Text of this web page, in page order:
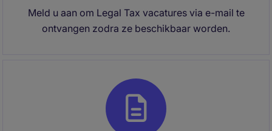
Meld u aan om Legal Tax vacatures via e-mail te
ontvangen zodra ze beschikbaar worden.